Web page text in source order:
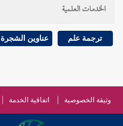
الخدمات العلمية
ترجمة علم عناوين الشجرة
وثيقة الخصوصية اتفاقية الخدمة